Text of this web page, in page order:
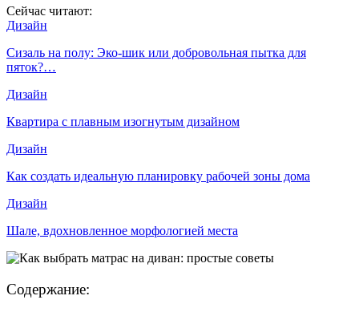
Сейчас читают:
Дизайн
Сизаль на полу: Эко-шик или добровольная пытка для
пяток?…
Дизайн
Квартира с плавным изогнутым дизайном
Дизайн
Как создать идеальную планировку рабочей зоны дома
Дизайн
Шале, вдохновленное морфологией места
Содержание: